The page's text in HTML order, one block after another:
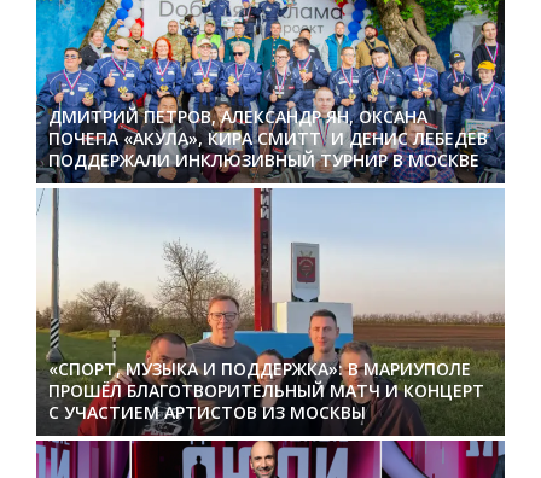
ДМИТРИЙ ПЕТРОВ, АЛЕКСАНДР ЯН, ОКСАНА
ПОЧЕПА «АКУЛА», КИРА СМИТТ И ДЕНИС ЛЕБЕДЕВ
ПОДДЕРЖАЛИ ИНКЛЮЗИВНЫЙ ТУРНИР В МОСКВЕ
«СПОРТ, МУЗЫКА И ПОДДЕРЖКА»: В МАРИУПОЛЕ
ПРОШЁЛ БЛАГОТВОРИТЕЛЬНЫЙ МАТЧ И КОНЦЕРТ
С УЧАСТИЕМ АРТИСТОВ ИЗ МОСКВЫ